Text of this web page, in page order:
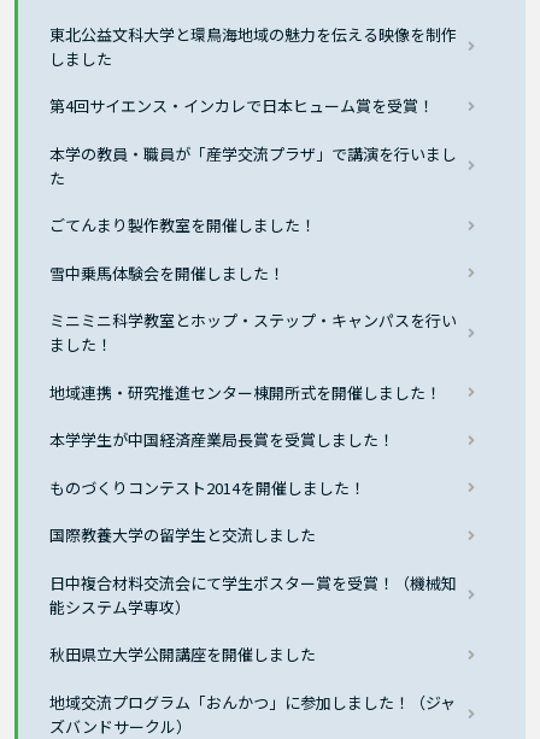
東北公益文科大学と環鳥海地域の魅力を伝える映像を制作
しました
第4回サイエンス・インカレで日本ヒューム賞を受賞！
本学の教員・職員が「産学交流プラザ」で講演を行いまし
た
ごてんまり製作教室を開催しました！
雪中乗馬体験会を開催しました！
ミニミニ科学教室とホップ・ステップ・キャンパスを行い
ました！
地域連携・研究推進センター棟開所式を開催しました！
本学学生が中国経済産業局長賞を受賞しました！
ものづくりコンテスト2014を開催しました！
国際教養大学の留学生と交流しました
日中複合材料交流会にて学生ポスター賞を受賞！（機械知
能システム学専攻）
秋田県立大学公開講座を開催しました
地域交流プログラム「おんかつ」に参加しました！（ジャ
ズバンドサークル）